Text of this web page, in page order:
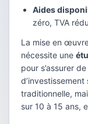
Aides
zéro, TVA
La mise en
nécessite une
pour s’assurer
d’investissement
traditionnelle,
sur 10 à 15 ans,